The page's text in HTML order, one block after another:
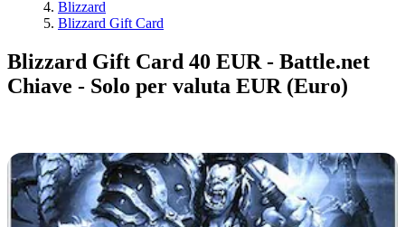
Blizzard
Blizzard Gift Card
Blizzard Gift Card 40 EUR - Battle.net
Chiave - Solo per valuta EUR (Euro)